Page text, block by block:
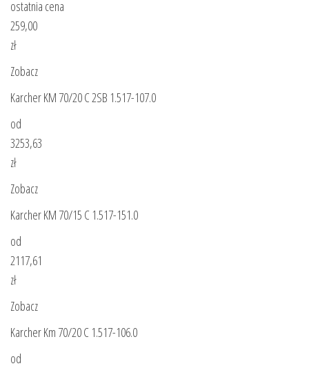
ostatnia cena
259,00
zł
Zobacz
Karcher KM 70/20 C 2SB 1.517-107.0
od
3253,63
zł
Zobacz
Karcher KM 70/15 C 1.517-151.0
od
2117,61
zł
Zobacz
Karcher Km 70/20 C 1.517-106.0
od